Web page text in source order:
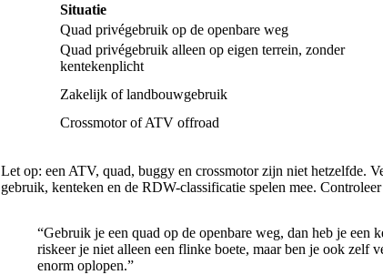
Situatie
Quad privégebruik op de openbare weg
Quad privégebruik alleen op eigen terrein, zonder
kentekenplicht
Zakelijk of landbouwgebruik
Crossmotor of ATV offroad
Let op: een ATV, quad, buggy en crossmotor zijn niet hetzelfde.
gebruik, kenteken en de RDW-classificatie spelen mee.
“Gebruik je een quad op de openbare weg, dan heb je
riskeer je niet alleen een flinke boete, maar ben je ook zelf
enorm oplopen.”